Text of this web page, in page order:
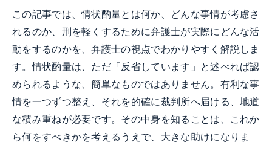
この記事では、情状酌量とは何か、どんな事情が考慮さ
れるのか、刑を軽くするために弁護士が実際にどんな活
動をするのかを、弁護士の視点でわかりやすく解説しま
す。情状酌量は、ただ「反省しています」と述べれば認
められるような、簡単なものではありません。有利な事
情を一つずつ整え、それを的確に裁判所へ届ける、地道
な積み重ねが必要です。その中身を知ることは、これか
ら何をすべきかを考えるうえで、大きな助けになりま